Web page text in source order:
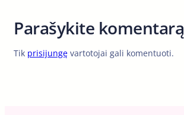
Parašykite komentarą
Tik prisijungę vartotojai gali komentuoti.